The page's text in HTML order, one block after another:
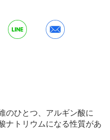
のひとつ、アルギン酸に
ナトリウムになる性質があ